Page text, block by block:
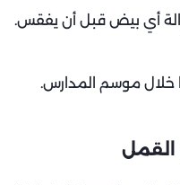
أي بيض قبل أن يفقس.
القمل